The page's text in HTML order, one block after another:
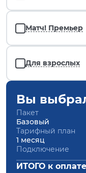
Матч! Премьер
Для взрослых
Вы
Пакет
Базовый
Тарифный план
1 месяц
Подключение
ИТОГО к